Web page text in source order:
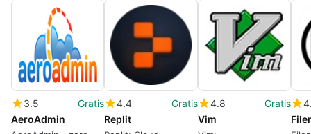
3.5
Gratis
AeroAdmin
4.4
Gratis
Replit
4.8
Gratis
Vim